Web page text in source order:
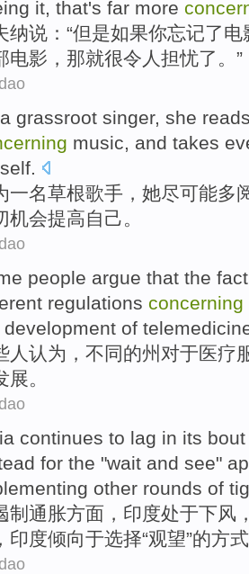
it, that's far more
纳说：“但是如果你忘记了电
电影， 那就很令人 担忧了。”
a grassroot singer, she
music, and takes
.
一名草根歌手 ， 她尽可能多
机会提高自己。
people argue that the
regulations concerning
development of
人 认为 ， 不同的州 对于医疗
展。
continues to lag in its
for the "wait and see"
other rounds of
制通胀方面 ， 印度处于下风
印度倾向于选择“观望”的方式